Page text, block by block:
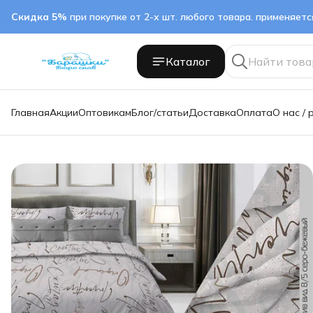
Скидка 5% при покупке от 2-х шт. любого товара.
Каталог
ГлавнаяАкцииОптовикамБлог/статьиДоставкаОплатаО нас /